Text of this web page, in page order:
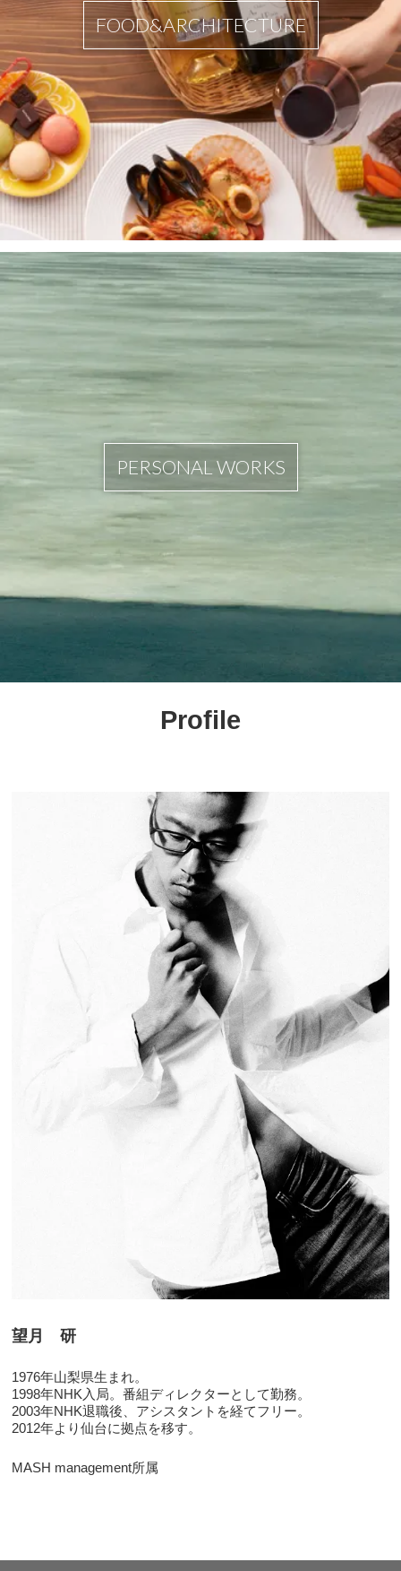
FOOD&ARCHITECTURE
PERSONAL WORKS
Profile
望月 研
1976年山梨県生まれ。
1998年NHK入局。番組ディレクターとして勤務。
2003年NHK退職後、アシスタントを経てフリー。
2012年より仙台に拠点を移す。
MASH management所属